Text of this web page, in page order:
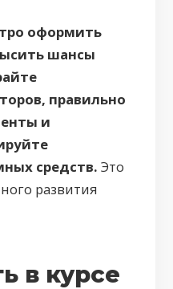
оформить
шансы
правильно
и
средств. Это
развития
в курсе